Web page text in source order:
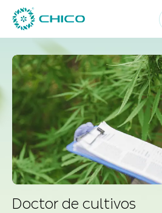
Doctor de cultivos